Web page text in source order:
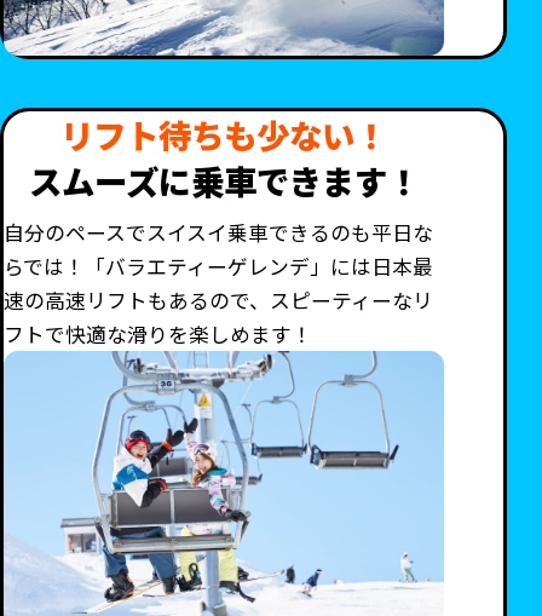
リフト待ちも少ない！
スムーズに乗車できます！
自分のペースでスイスイ乗車できるのも平日な
らでは！「バラエティーゲレンデ」には日本最
速の高速リフトもあるので、スピーティーなリ
フトで快適な滑りを楽しめます！